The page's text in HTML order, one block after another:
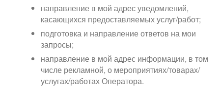
направление в мой адрес уведомлений,
касающихся предоставляемых услуг/работ;
подготовка и направление ответов на мои
запросы;
направление в мой адрес информации, в том
числе рекламной, о мероприятиях/товарах/
услугах/работах Оператора.